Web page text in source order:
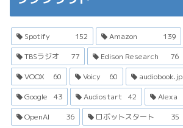
Spotify 152 Amazon 139
TBSラジオ
77 Edison Research 76
VOOX
60 Voicy 60 audiobook.jp
Google
43 Audiostart 42 Alexa
OpenAI
36 ロボットスタート 35